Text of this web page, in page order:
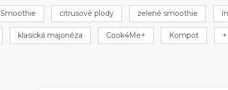
Smoothie citrusové plody zelené smoothie
klasická majonéza Cook4Me+ Kompot